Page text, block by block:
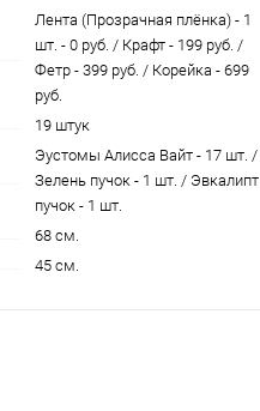
Лента (Прозрачная плёнка) - 1
шт. - 0 руб. / Крафт - 199 руб. /
Фетр - 399 руб. / Корейка - 699
руб.
19 штук
Эустомы Алисса Вайт - 17 шт. /
Зелень пучок - 1 шт. / Эвкалипт
пучок - 1 шт.
68 см.
45 см.